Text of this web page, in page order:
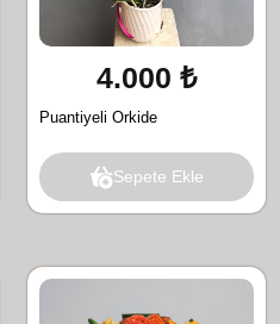
4.000 ₺
Puantiyeli Orkide
Sepete Ekle